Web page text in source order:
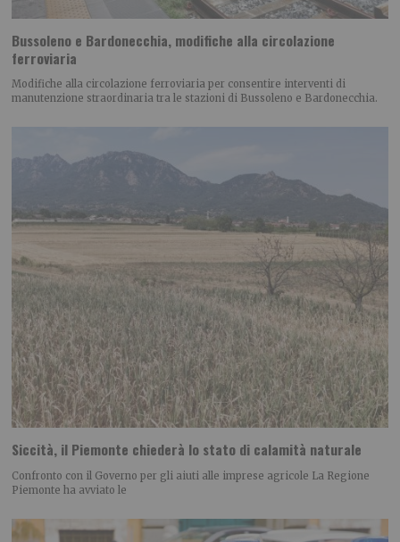
Bussoleno e Bardonecchia, modifiche alla circolazione
ferroviaria
Modifiche alla circolazione ferroviaria per consentire interventi di
manutenzione straordinaria tra le stazioni di Bussoleno e Bardonecchia.
Siccità, il Piemonte chiederà lo stato di calamità naturale
Confronto con il Governo per gli aiuti alle imprese agricole La Regione
Piemonte ha avviato le